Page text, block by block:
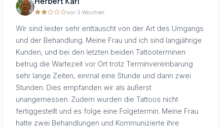
vor 3 Wochen
Wir sind leider sehr enttäuscht von der Art des Umgangs
und der Behandlung. Meine Frau und ich sind langjährige
Kunden, und bei den letzten beiden Tattooterminen
betrug die Wartezeit vor Ort trotz Terminvereinbarung
sehr lange Zeiten, einmal eine Stunde und dann zwei
Stunden. Dies empfanden wir als äußerst
unangemessen. Zudem wurden die Tattoos nicht
fertiggestellt und es folge eine Folgetermin. Meine Frau
hatte zwei Behandlungen und Kommunizierte ihre